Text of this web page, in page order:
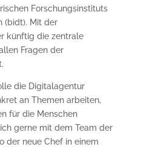
Forschungsinstituts
(bidt). Mit der
künftig die zentrale
Fragen der
die Digitalagentur
an Themen arbeiten,
für die Menschen
gerne mit dem Team der
der neue Chef in einem